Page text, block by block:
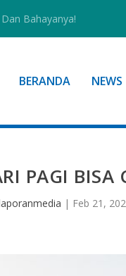
Bahayanya!
BERANDA NEWS
PAGI BISA
| Feb 21,